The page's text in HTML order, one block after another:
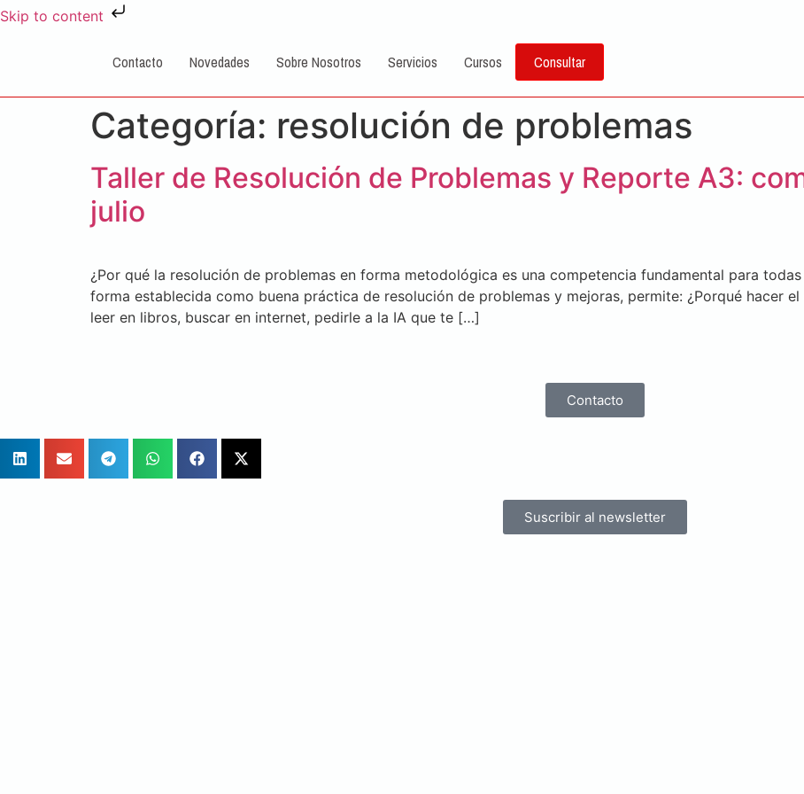
Skip to content
Contacto Novedades Sobre Nosotros Servicios Cursos Consultar
Categoría: resolución de problemas
Taller de Resolución de Problemas y Reporte A3:
julio
¿Por qué la resolución de problemas en forma metodológica es una competencia fundamental para
forma establecida como buena práctica de resolución de problemas y mejoras, permite: ¿Porqué hacer
leer en libros, buscar en internet, pedirle a la IA que te […]
Contacto
Suscribir al newsletter